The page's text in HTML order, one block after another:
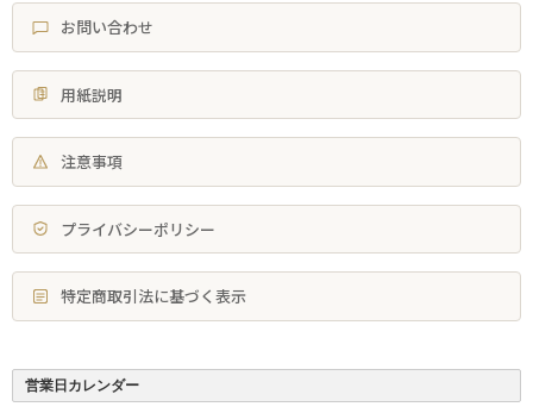
お問い合わせ
用紙説明
注意事項
プライバシーポリシー
特定商取引法に基づく表示
営業日カレンダー